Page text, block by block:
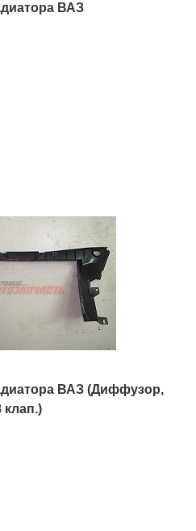
ВАЗ
ВАЗ (Диффузор,
клап.)